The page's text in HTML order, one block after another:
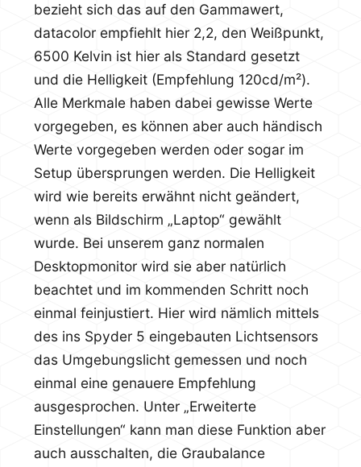
bezieht sich das auf den Gammawert,
datacolor empfiehlt hier 2,2, den Weißpunkt,
6500 Kelvin ist hier als Standard gesetzt
und die Helligkeit (Empfehlung 120cd/m²).
Alle Merkmale haben dabei gewisse Werte
vorgegeben, es können aber auch händisch
Werte vorgegeben werden oder sogar im
Setup übersprungen werden. Die Helligkeit
wird wie bereits erwähnt nicht geändert,
wenn als Bildschirm „Laptop“ gewählt
wurde. Bei unserem ganz normalen
Desktopmonitor wird sie aber natürlich
beachtet und im kommenden Schritt noch
einmal feinjustiert. Hier wird nämlich mittels
des ins Spyder 5 eingebauten Lichtsensors
das Umgebungslicht gemessen und noch
einmal eine genauere Empfehlung
ausgesprochen. Unter „Erweiterte
Einstellungen“ kann man diese Funktion aber
auch ausschalten, die Graubalance